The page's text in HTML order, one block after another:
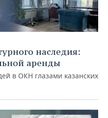
наследия:
аренды
в ОКН глазами казанских